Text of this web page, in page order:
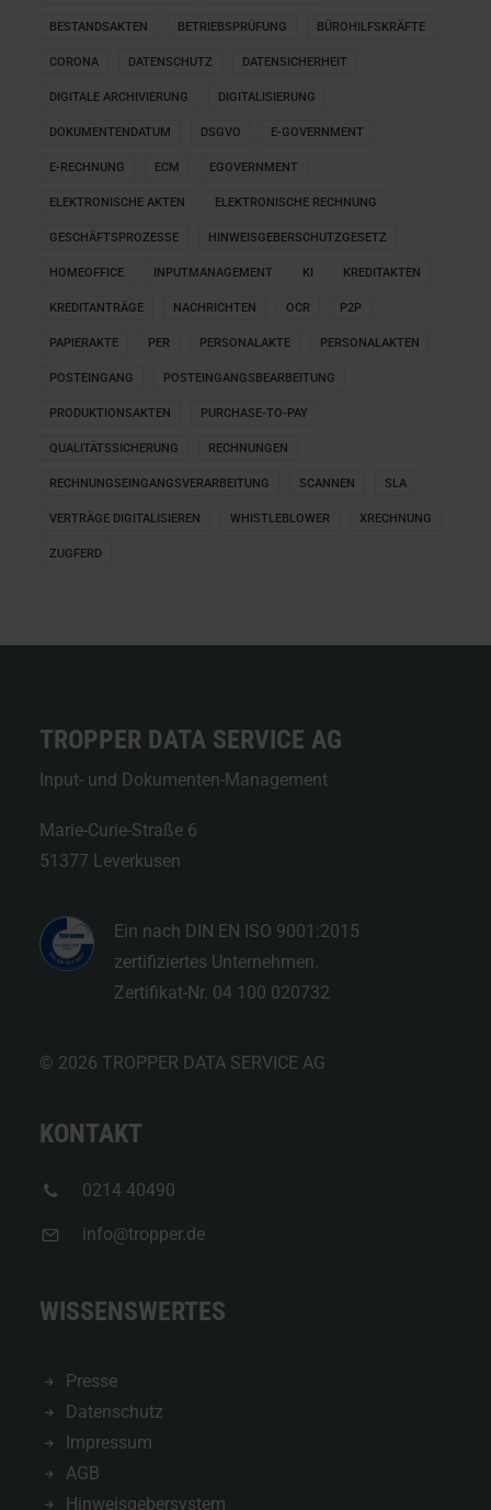
BESTANDSAKTEN BETRIEBSPRÜFUNG BÜROHILFSKRÄFTE
CORONA DATENSCHUTZ DATENSICHERHEIT
DIGITALE ARCHIVIERUNG DIGITALISIERUNG
DOKUMENTENDATUM DSGVO E-GOVERNMENT
E-RECHNUNG ECM EGOVERNMENT
ELEKTRONISCHE AKTEN ELEKTRONISCHE RECHNUNG
GESCHÄFTSPROZESSE HINWEISGEBERSCHUTZGESETZ
HOMEOFFICE INPUTMANAGEMENT KI KREDITAKTEN
KREDITANTRÄGE NACHRICHTEN OCR P2P
PAPIERAKTE PER PERSONALAKTE PERSONALAKTEN
POSTEINGANG POSTEINGANGSBEARBEITUNG
PRODUKTIONSAKTEN PURCHASE-TO-PAY
QUALITÄTSSICHERUNG RECHNUNGEN
RECHNUNGSEINGANGSVERARBEITUNG SCANNEN SLA
VERTRÄGE DIGITALISIEREN WHISTLEBLOWER XRECHNUNG
ZUGFERD
TROPPER DATA SERVICE AG
Input- und Dokumenten-Management
Marie-Curie-Straße 6
51377 Leverkusen
Ein nach DIN EN ISO 9001:2015
zertifiziertes Unternehmen.
Zertifikat-Nr. 04 100 020732
© 2026 TROPPER DATA SERVICE AG
KONTAKT
0214 40490
info@tropper.de
WISSENSWERTES
Presse
Datenschutz
Impressum
AGB
Hinweisgebersystem